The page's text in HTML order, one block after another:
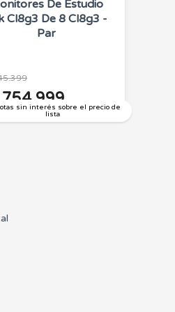
De Estudio
Cl8g3 De 8 Cl8g3 -
Par
sin interés sobre el precio de
lista